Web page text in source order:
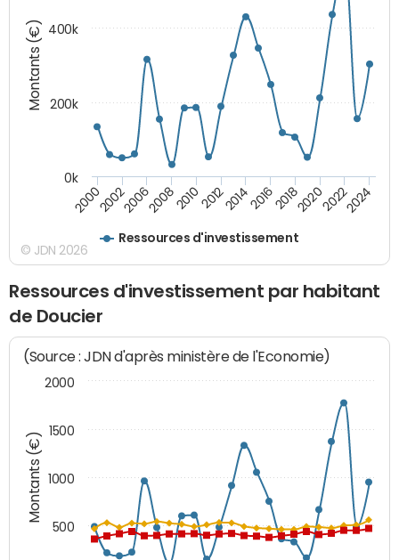
Montants (€)
Ressources d'investissement
200020022006200820102012201420162018202020222024
0k
200k
400k
© JDN 2026
Ressources d'investissement par habitant
de Doucier
Montants (€)
(Source : JDN d'après ministère de l'Economie)
500
1000
1500
2000